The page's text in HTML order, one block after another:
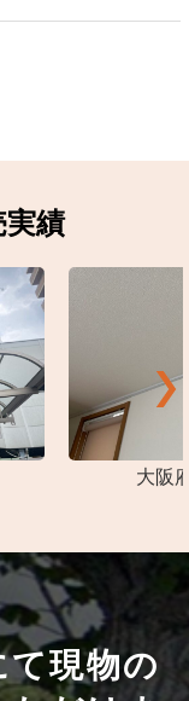
実績
大阪
現物の